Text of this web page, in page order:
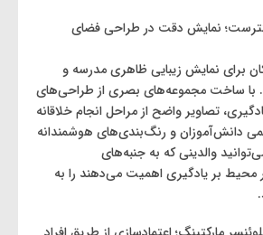
نمایش دقت در طراحی فضای
برای نمایش زیبایی ظاهری مدرسه و
با ساخت مجموعه‌های بصری از طراحی‌های
تصاویر واضح از مراحل انجام خلاقانه
دانش‌آموزان و رنگ‌بندی‌های هوشمندانه
والدینی که به جنبه‌های
محیط بر یادگیری اهمیت می‌دهند را به